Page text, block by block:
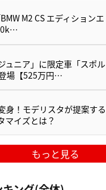
M2 CS エディションエ
ュニア」に限定車「スポル
場【525万円…
身！モデリスタが提案する
マイズとは？
もっと見る